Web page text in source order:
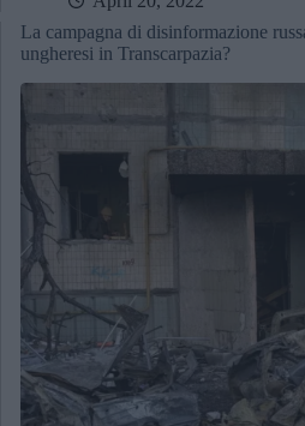
La campagna di disinformazione
ungheresi in Transcarpazia?